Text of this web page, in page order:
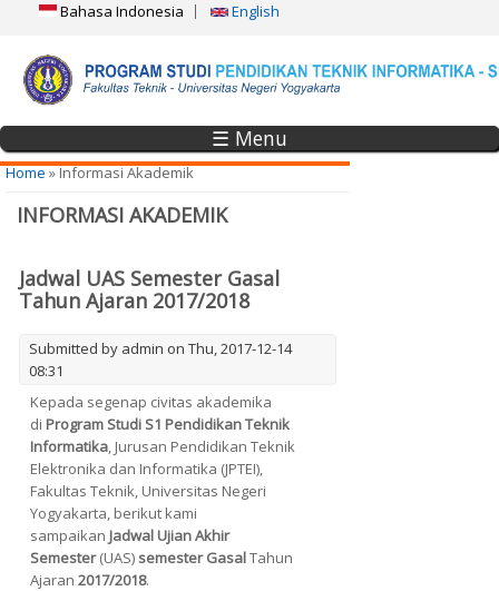
Bahasa Indonesia English
☰ Menu
You are here
Home» Informasi Akademik
INFORMASI AKADEMIK
Jadwal UAS Semester Gasal
Tahun Ajaran 2017/2018
Submitted by admin on Thu, 2017-12-14
08:31
Kepada segenap civitas akademika
di Program Studi S1 Pendidikan Teknik
Informatika , Jurusan Pendidikan Teknik
Elektronika dan Informatika (JPTEI),
Fakultas Teknik, Universitas Negeri
Yogyakarta, berikut kami
sampaikan Jadwal Ujian Akhir
Semester(UAS) semester GasalTahun
Ajaran 2017/2018.